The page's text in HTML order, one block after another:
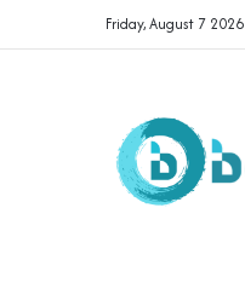
Friday, August 7 2026